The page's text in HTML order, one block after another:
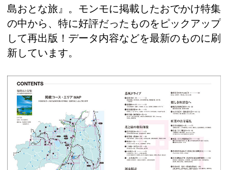
島おとな旅』。モンモに掲載したおでかけ特集
の中から、特に好評だったものをピックアップ
して再出版！データ内容などを最新のものに刷
新しています。